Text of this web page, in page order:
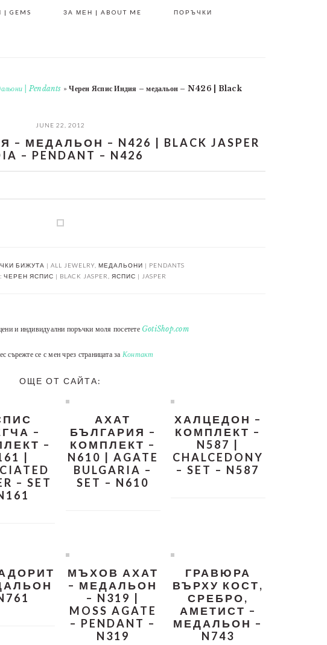
GEMS ЗА МЕН | ABOUT ME ПОРЪЧКИ
| Pendants »Черен Яспис Индия – медальон – N426 | Black
JUNE 22, 2012
МЕДАЛЬОН – N426 | BLACK JASPER
– PENDANT – N426
БИЖУТА | ALL JEWELRY МЕДАЛЬОНИ | PENDANTS
ЧЕРЕН ЯСПИС | BLACK JASPER ЯСПИС | JASPER
и индивидуални поръчки моля посетете GotiShop.com
сърежте се с мен чрез страницата за Контакт
ОЩЕ ОТ САЙТА:
–
–
|
– SET
АХАТ
БЪЛГАРИЯ –
КОМПЛЕКТ –
N610 | AGATE
BULGARIA –
SET – N610
ХАЛЦЕДОН –
КОМПЛЕКТ –
N587 |
CHALCEDONY
– SET – N587
МЪХОВ АХАТ
– МЕДАЛЬОН
– N319 |
MOSS AGATE
– PENDANT –
N319
ГРАВЮРА
ВЪРХУ КОСТ,
СРЕБРО,
АМЕТИСТ –
МЕДАЛЬОН –
N743